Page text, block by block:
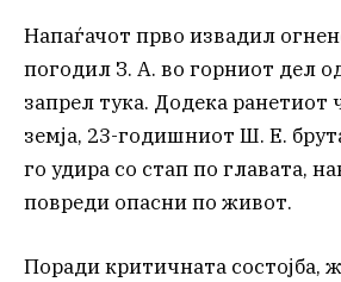
Напаѓачот прво извадил
погодил З. А. во горниот дел
запрел тука. Додека ранетиот
земја, 23-годишниот Ш. Е.
го удира со стап по главата,
повреди опасни по живот.
Поради критичната состојба,